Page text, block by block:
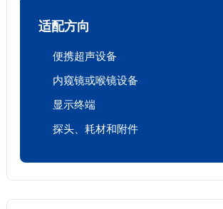
适配方向
便携超声设备
内窥镜或喉镜设备
显示终端
探头、耗材和附件